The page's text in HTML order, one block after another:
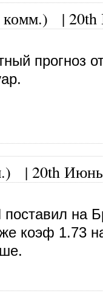
|
прогноз
| 20th
поставил на
коэф 1.73